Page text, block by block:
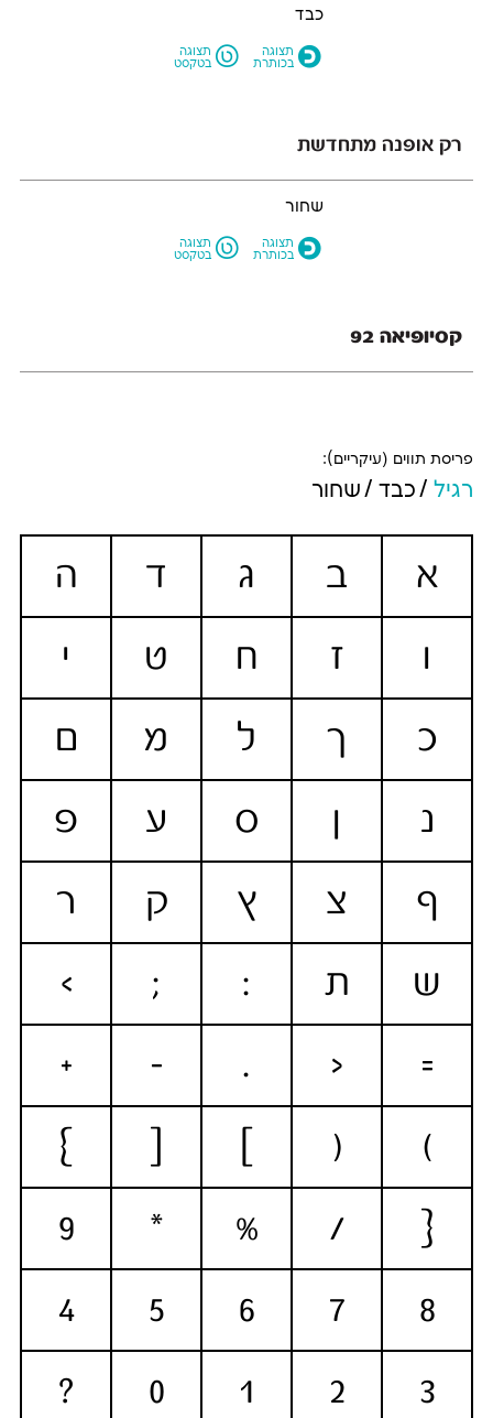
כבד
O תצוגה
בכותרת
L תצוגה
בטקסט
רק אופנה מתחדשת
שחור
O תצוגה
בכותרת
L תצוגה
בטקסט
קסיופיאה 92
פריסת תווים (עיקריים):
רגיל כבד שחור
א ב ג ד
ה
ו
ז ח ט
י
כ
ך ל מ
ם
נ
ן ס ע
פ
ף
צ ץ ק
ר
ש
ת :
;
>
=
<
.
-
+
)
(
}
{
/
%
*
9
8
7
6
5
4
3
2
1
0
?